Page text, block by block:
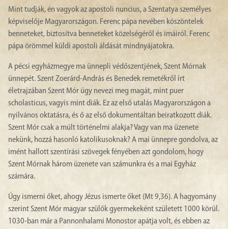
Mint tudják, én vagyok az apostoli nuncius, a Szentatya személyes
képviselője Magyarországon. Ferenc pápa nevében köszöntelek
benneteket, biztosítva benneteket közelségéről és imáiról. Ferenc
pápa örömmel küldi apostoli áldását mindnyájatokra.
A pécsi egyházmegye ma ünnepli védőszentjének, Szent Mórnak
ünnepét. Szent Zoerárd-András és Benedek remetékről írt
életrajzában Szent Mór úgy nevezi meg magát, mint puer
scholasticus, vagyis mint diák. Ez az első utalás Magyarországon a
nyilvános oktatásra, és ő az első dokumentáltan beiratkozott diák.
Szent Mór csak a múlt történelmi alakja? Vagy van ma üzenete
nekünk, hozzá hasonló katolikusoknak? A mai ünnepre gondolva, az
imént hallott szentírási szövegek fényében azt gondolom, hogy
Szent Mórnak három üzenete van számunkra és a mai Egyház
számára.
Úgy ismerni őket, ahogy Jézus ismerte őket (Mt 9,36). A hagyomány
szerint Szent Mór magyar szülők gyermekeként született 1000 körül.
1030-ban már a Pannonhalami Monostor apátja volt, és ebben az